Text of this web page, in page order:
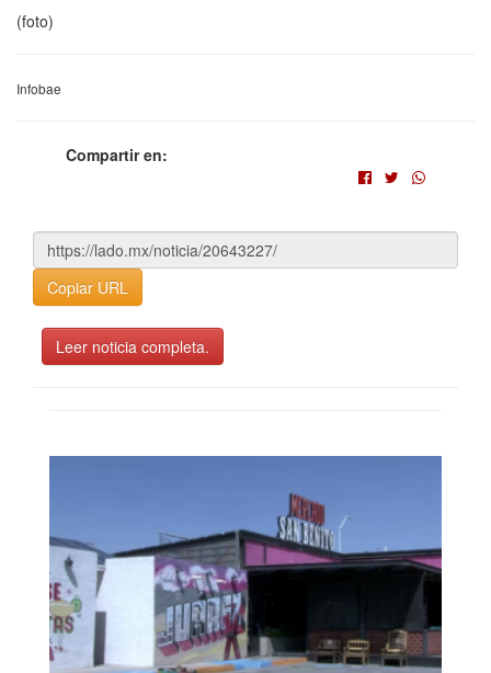
(foto)
Infobae
Compartir en:
Copiar URL
Leer noticia completa.